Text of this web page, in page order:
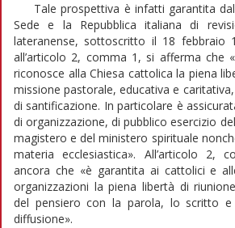
Tale prospettiva è infatti garantita
Sede e la Repubblica italiana di
lateranense, sottoscritto il 18 febbraio
all’articolo 2, comma 1, si afferma che
riconosce alla Chiesa cattolica la piena
missione pastorale, educativa e
di santificazione. In particolare è
di organizzazione, di pubblico esercizio
magistero e del ministero spirituale
materia ecclesiastica». All’articolo 2,
ancora che «è garantita ai cattolici e
organizzazioni la piena libertà di
del pensiero con la parola, lo scritto
diffusione».